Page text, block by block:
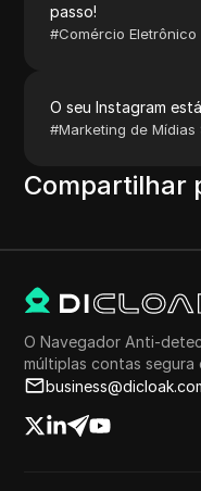
passo!
#Comércio Eletrônico
O seu Instagram
#Marketing de Mídias
Compartilhar
O Navegador Anti-
múltiplas contas segura